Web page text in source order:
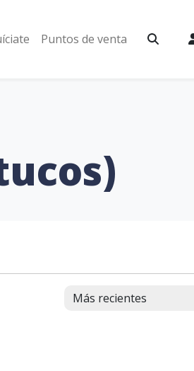
Puntos de venta